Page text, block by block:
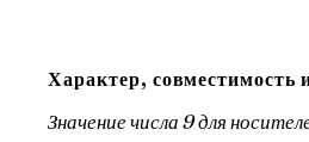
Характер, совместимость
Значение числа 9 для